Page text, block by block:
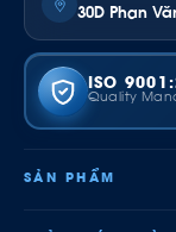
30D Phan
ISO
Quality
SẢN PHẨM